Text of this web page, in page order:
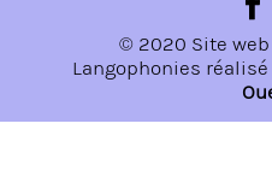
© 2020 Site
Langophonies